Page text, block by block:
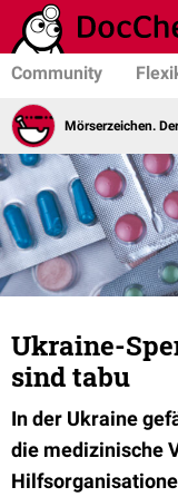
Community
Mörserzeichen.
Ukraine-
sind tabu
In der Ukraine
die medizinische